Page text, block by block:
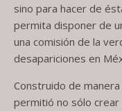
sino para hacer de
permita disponer de
una comisión de la
desapariciones en
Construido de
permitió no sólo crear